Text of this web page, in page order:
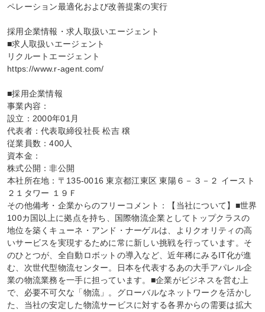
ペレーション最適化および改善提案の実行
採用企業情報・求人取扱いエージェント
■求人取扱いエージェント
リクルートエージェント
https://www.r-agent.com/
■採用企業情報
事業内容：
設立：2000年01月
代表者：代表取締役社長 松吉 穣
従業員数：400人
資本金：
株式公開：非公開
本社所在地：〒135-0016 東京都江東区 東陽６－３－２ イースト
２１タワー １９Ｆ
その他備考・企業からのフリーコメント：【当社について】■世界
100カ国以上に拠点を持ち、国際物流企業としてトップクラスの
地位を築くキューネ・アンド・ナーゲルは、よりクオリティの高
いサービスを実現するために常に新しい挑戦を行っています。そ
のひとつが、全自動ロボットの導入など、近年稀にみるIT化が進
む、次世代型物流センター。日本を代表するあの大手アパレル企
業の物流業務を一手に担っています。■企業がビジネスを営む上
で、必要不可欠な「物流」。グローバルなネットワークを活かし
た、当社の安定した物流サービスに対する各界からの需要は拡大